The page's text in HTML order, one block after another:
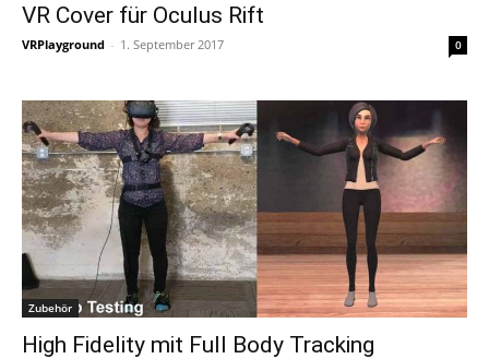
VR Cover für Oculus Rift
VRPlayground - 1. September 2017 0
Zubehör
High Fidelity mit Full Body Tracking